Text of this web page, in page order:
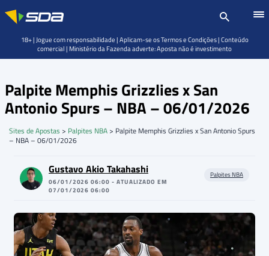
Palpite Memphis Grizzlies x San
Antonio Spurs – NBA – 06/01/2026
Sites de Apostas > Palpites NBA > Palpite Memphis Grizzlies x San Antonio Spurs
– NBA – 06/01/2026
Gustavo Akio Takahashi
06/01/2026 06:00 - ATUALIZADO EM
07/01/2026 06:00
Palpites NBA
18+ | Jogue com responsabilidade | Aplicam-se os Termos e Condições | Conteúdo
comercial | Ministério da Fazenda adverte: Aposta não é investimento